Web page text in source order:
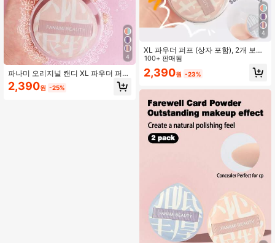
4
파나미 오리지널 캔디 XL 파우더 퍼프
박스 세트, 2개 보관함 + 2개 파우더
퍼프 단일 방진 박스 보관 초극세 비흡
2,390원 -25%
4
XL 파우더 퍼프 (상자 포함), 2개 보관
함 + 2개 퍼프, 부드럽고 배고프지 않
은 파우더 보관용 단일 시트 방진 상
자, 페이셜 파운데이션, 메이크업, 저
더, 파우더 퍼프, 메이크업 스펀지, 저
렴한, 스타킹 스터퍼, 메이크업, 메이
크업 도구, 저렴한 물건, 선물, 여성용
선물, 크리스마스 선물, 경품, 여행, 저
렴한 물건, 여행 필수품
100+ 판매됨
2,390원 -23%